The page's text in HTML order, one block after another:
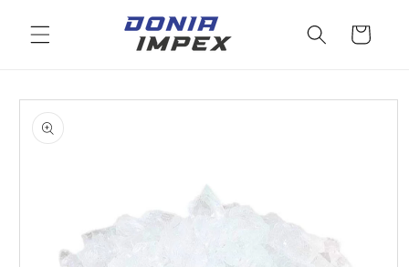
conținut
Cos
informațiile
despre
produs